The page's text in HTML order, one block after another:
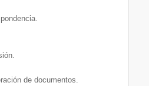
de documentos.